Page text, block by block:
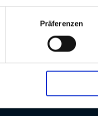
Präferenzen